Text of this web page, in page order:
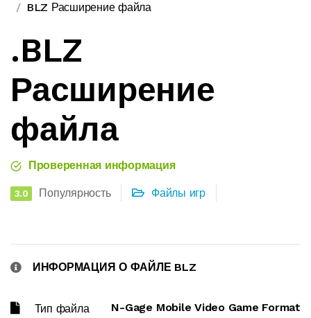
BLZ Расширение файла
.BLZ
Расширение
файла
Проверенная информация
3.0 Популярность Файлы игр
ИНФОРМАЦИЯ О ФАЙЛЕ BLZ
Тип файла N-Gage Mobile Video Game Format